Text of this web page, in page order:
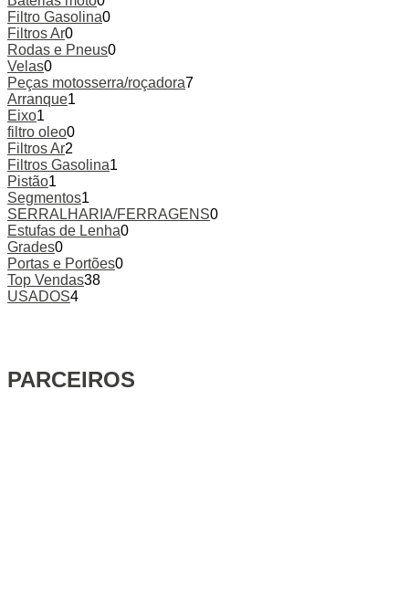
Filtro Gasolina0
Filtros Ar0
Rodas e Pneus0
Velas0
Peças motosserra/roçadora7
Arranque1
Eixo1
filtro oleo0
Filtros Ar2
Filtros Gasolina1
Pistão1
Segmentos1
SERRALHARIA/FERRAGENS0
Estufas de Lenha0
Grades0
Portas e Portões0
Top Vendas38
USADOS4
PARCEIROS